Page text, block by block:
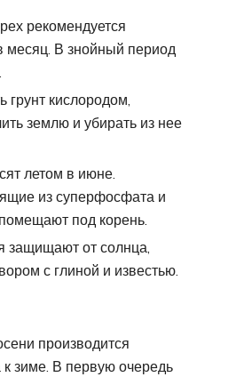
рекомендуется
месяц. В знойный период
грунт кислородом,
землю и убирать из нее
летом в июне.
из суперфосфата и
под корень.
защищают от солнца,
с глиной и известью.
производится
к зиме. В первую очередь